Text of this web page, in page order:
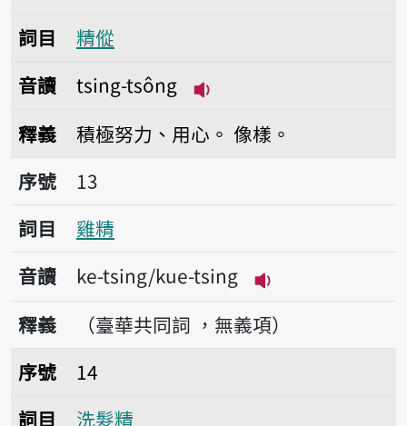
詞目
精傱
音讀
tsing-tsông
釋義 積極努力、用心。 像樣。
序號13雞精
序號
13
詞目
雞精
音讀
ke-tsing/kue-tsing
播放音讀ke-
釋義
（臺華共同詞 ，無義項）
序號14洗髮精
序號
14
詞目
洗髮精